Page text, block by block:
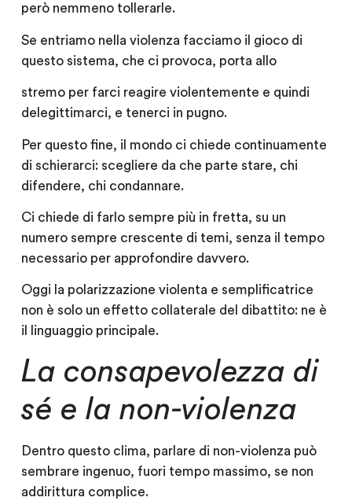
però nemmeno tollerarle.
Se entriamo nella violenza facciamo il gioco di
questo sistema, che ci provoca, porta allo
stremo per farci reagire violentemente e quindi
delegittimarci, e tenerci in pugno.
Per questo fine, il mondo ci chiede continuamente
di schierarci: scegliere da che parte stare, chi
difendere, chi condannare.
Ci chiede di farlo sempre più in fretta, su un
numero sempre crescente di temi, senza il tempo
necessario per approfondire davvero.
Oggi la polarizzazione violenta e semplificatrice
non è solo un effetto collaterale del dibattito: ne è
il linguaggio principale.
La consapevolezza di
sé e la non-violenza
Dentro questo clima, parlare di non-violenza può
sembrare ingenuo, fuori tempo massimo, se non
addirittura complice.